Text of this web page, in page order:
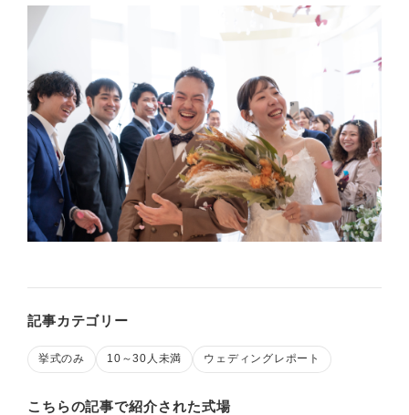
記事カテゴリー
挙式のみ 10～30人未満 ウェディングレポート
こちらの記事で紹介された式場